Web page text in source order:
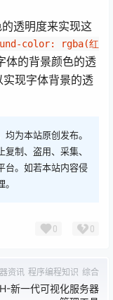
透明度来实现这
color: rgba(红
体的背景颜色的透
现字体背景的透
为本站原创发布。
制、盗用、采集、
台。如若本站内容侵
0 0
资讯 程序编程知识 综合
新一代可视化服务器